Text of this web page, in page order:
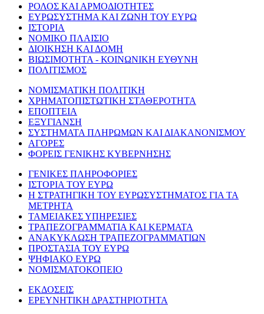
ΡΟΛΟΣ ΚΑΙ ΑΡΜΟΔΙΟΤΗΤΕΣ
ΕΥΡΩΣΥΣΤΗΜΑ ΚΑΙ ΖΩΝΗ ΤΟΥ ΕΥΡΩ
ΙΣΤΟΡΙΑ
ΝΟΜΙΚΟ ΠΛΑΙΣΙΟ
ΔΙΟΙΚΗΣΗ ΚΑΙ ΔΟΜΗ
ΒΙΩΣΙΜΟΤΗΤΑ - ΚΟΙΝΩΝΙΚΗ ΕΥΘΥΝΗ
ΠΟΛΙΤΙΣΜΟΣ
ΝΟΜΙΣΜΑΤΙΚΗ ΠΟΛΙΤΙΚΗ
ΧΡΗΜΑΤΟΠΙΣΤΩΤΙΚΗ ΣΤΑΘΕΡΟΤΗΤΑ
ΕΠΟΠΤΕΙΑ
ΕΞΥΓΙΑΝΣΗ
ΣΥΣΤΗΜΑΤΑ ΠΛΗΡΩΜΩΝ ΚΑΙ ΔΙΑΚΑΝΟΝΙΣΜΟΥ
ΑΓΟΡΕΣ
ΦΟΡΕΙΣ ΓΕΝΙΚΗΣ ΚΥΒΕΡΝΗΣΗΣ
ΓΕΝΙΚΕΣ ΠΛΗΡΟΦΟΡΙΕΣ
ΙΣΤΟΡΙΑ ΤΟΥ ΕΥΡΩ
Η ΣΤΡΑΤΗΓΙΚΗ ΤΟΥ ΕΥΡΩΣΥΣΤΗΜΑΤΟΣ ΓΙΑ ΤΑ
ΜΕΤΡΗΤΑ
ΤΑΜΕΙΑΚΕΣ ΥΠΗΡΕΣΙΕΣ
ΤΡΑΠΕΖΟΓΡΑΜΜΑΤΙΑ ΚΑΙ ΚΕΡΜΑΤΑ
ΑΝΑΚΥΚΛΩΣΗ ΤΡΑΠΕΖΟΓΡΑΜΜΑΤΙΩΝ
ΠΡΟΣΤΑΣΙΑ ΤΟΥ ΕΥΡΩ
ΨΗΦΙΑΚΟ ΕΥΡΩ
ΝΟΜΙΣΜΑΤΟΚΟΠΕΙΟ
ΕΚΔΟΣΕΙΣ
ΕΡΕΥΝΗΤΙΚΗ ΔΡΑΣΤΗΡΙΟΤΗΤΑ